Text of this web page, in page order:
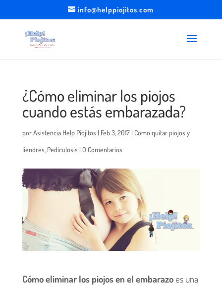
info@helppiojitos.com
¿Cómo eliminar los piojos
cuando estás embarazada?
porAsistencia Help Piojitos | Feb 3, 2017| Como quitar piojos y
liendres, Pediculosis | 0 Comentarios
Cómo eliminar los piojos en el embarazoes una